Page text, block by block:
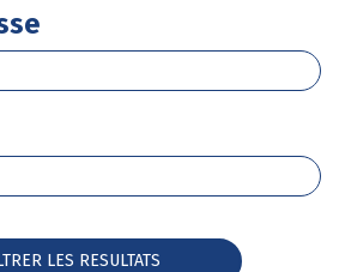
LES RESULTATS